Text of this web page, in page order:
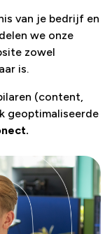
van je bedrijf en
we onze
zowel
is.
(content,
geoptimaliseerde